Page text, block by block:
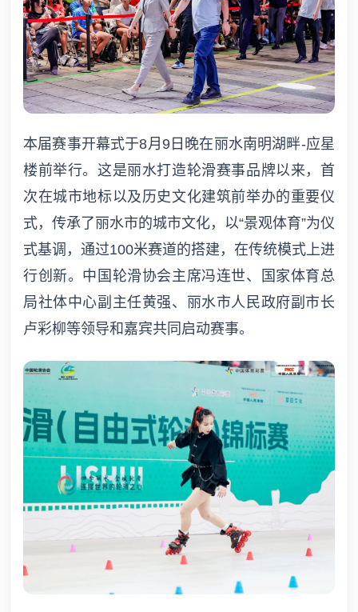
本届赛事开幕式于8月9日晚在丽水南明湖畔-应星
楼前举行。这是丽水打造轮滑赛事品牌以来，首
次在城市地标以及历史文化建筑前举办的重要仪
式，传承了丽水市的城市文化，以“景观体育”为仪
式基调，通过100米赛道的搭建，在传统模式上进
行创新。中国轮滑协会主席冯连世、国家体育总
局社体中心副主任黄强、丽水市人民政府副市长
卢彩柳等领导和嘉宾共同启动赛事。